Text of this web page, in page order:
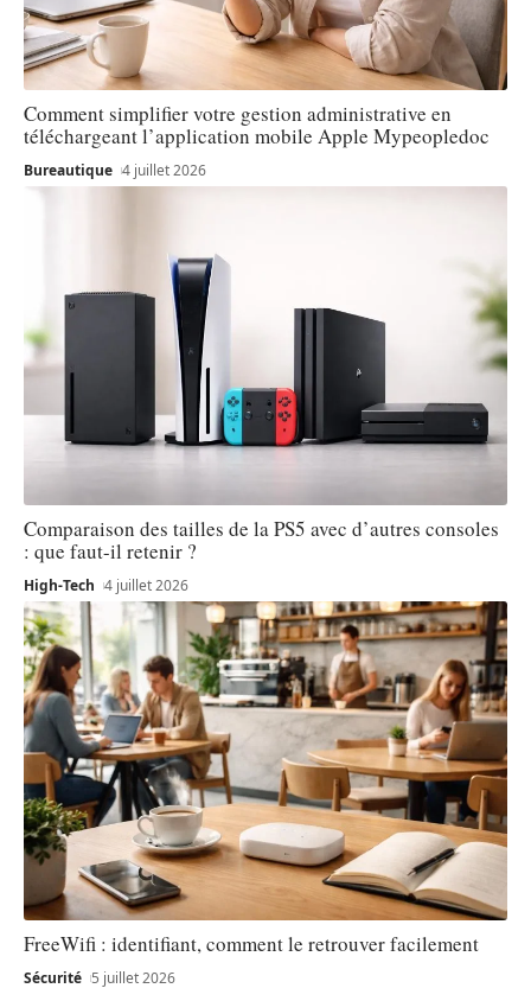
Comment simplifier votre gestion administrative en
téléchargeant l’application mobile Apple Mypeopledoc
Bureautique 4 juillet 2026
Comparaison des tailles de la PS5 avec d’autres consoles
: que faut-il retenir ?
High-Tech 4 juillet 2026
FreeWifi : identifiant, comment le retrouver facilement
Sécurité 5 juillet 2026